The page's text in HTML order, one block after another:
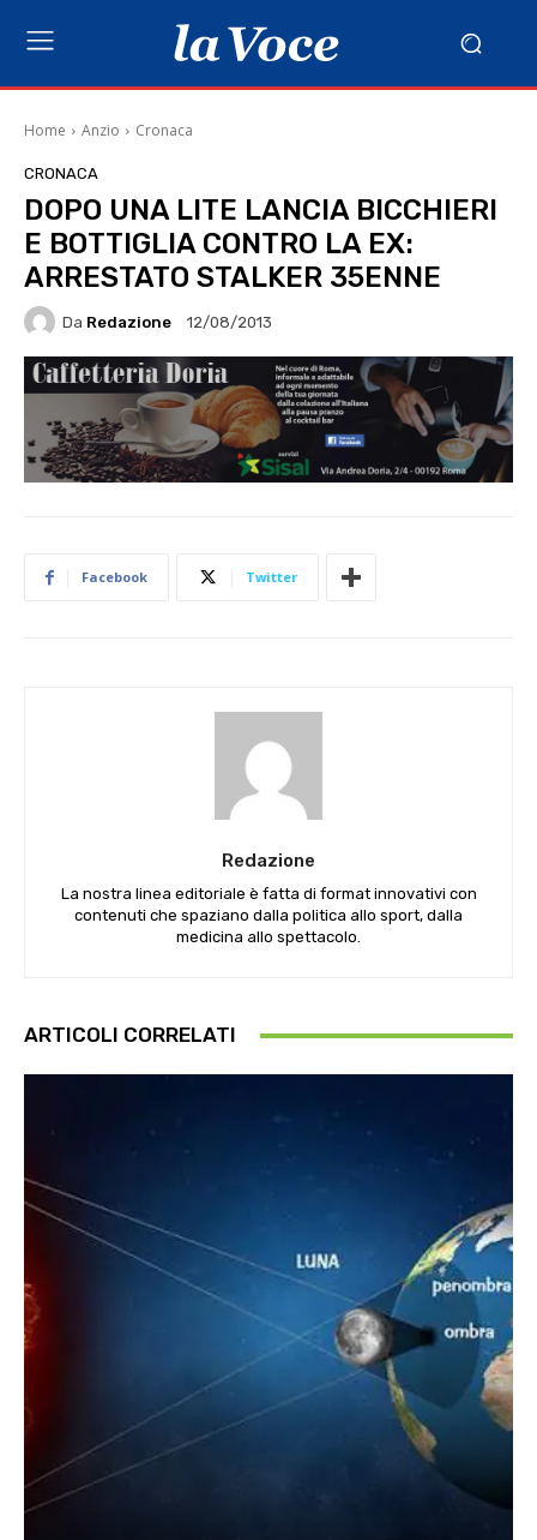
Home Anzio Cronaca
CRONACA
DOPO UNA LITE LANCIA BICCHIERI
E BOTTIGLIA CONTRO LA EX:
ARRESTATO STALKER 35ENNE
Da Redazione 12/08/2013
Facebook Twitter
Redazione
La nostra linea editoriale è fatta di format innovativi con
contenuti che spaziano dalla politica allo sport, dalla
medicina allo spettacolo.
ARTICOLI CORRELATI